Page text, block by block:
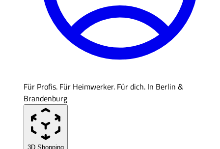
Für Profis. Für Heimwerker. Für dich. In Berlin &
Brandenburg
3D Shopping